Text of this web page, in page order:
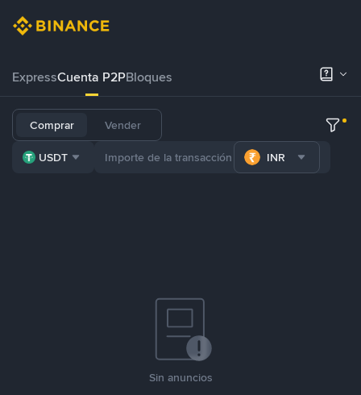
ExpressCuenta P2PBloques
Comprar Vender
USDT INR
Sin anuncios